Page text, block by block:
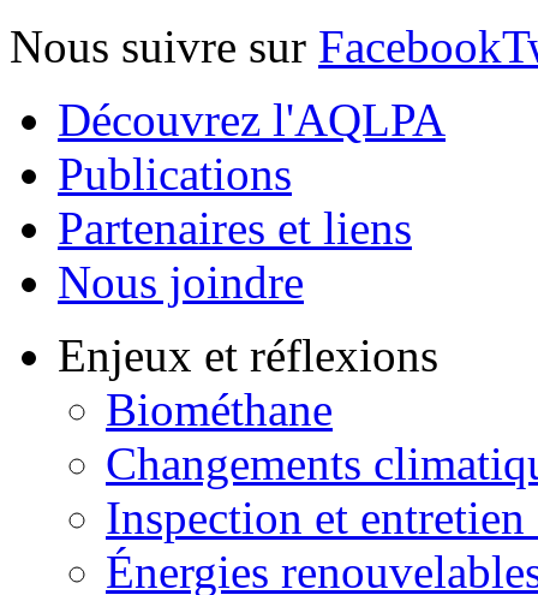
Nous suivre sur Facebook
Découvrez l'AQLPA
Publications
Partenaires et liens
Nous joindre
Enjeux et réflexions
Biométhane
Changements
Inspection et entretien
Énergies